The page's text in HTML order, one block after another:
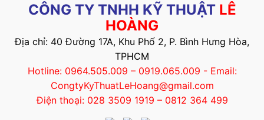
CÔNG TY TNHH KỸ THUẬT LÊ
HOÀNG
Địa chỉ: 40 Đường 17A, Khu Phố 2, P. Bình Hưng Hòa,
TPHCM
Hotline: 0964.505.009 – 0919.065.009 - Email:
CongtyKyThuatLeHoang@gmail.com
Điện thoại: 028 3509 1919 – 0812 364 499